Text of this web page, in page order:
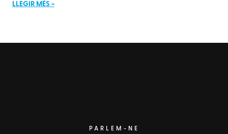
LLEGIR MÉS »
PARLEM-NE